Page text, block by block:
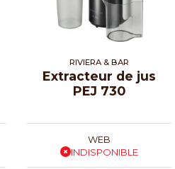
RIVIERA & BAR
Extracteur de jus
PEJ 730
WEB
INDISPONIBLE